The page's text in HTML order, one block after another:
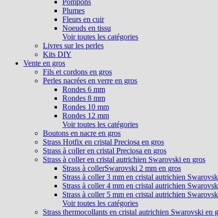
Pompons
Plumes
Fleurs en cuir
Noeuds en tissu
Voir toutes les catégories
Livres sur les perles
Kits DIY
Vente en gros
Fils et cordons en gros
Perles nacrées en verre en gros
Rondes 6 mm
Rondes 8 mm
Rondes 10 mm
Rondes 12 mm
Voir toutes les catégories
Boutons en nacre en gros
Strass Hotfix en cristal Preciosa en gros
Strass à coller en cristal Preciosa en gros
Strass à coller en cristal autrichien Swarovski en gros
Strass à collerSwarovski 2 mm en gros
Strass à coller 3 mm en cristal autrichien
Strass à coller 4 mm en cristal autrichien
Strass à coller 5 mm en cristal autrichien
Voir toutes les catégories
Strass thermocollants en cristal autrichien Swarovski en